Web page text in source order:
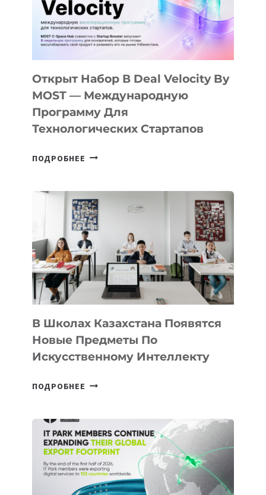
Открыт Набор В Deal Velocity By
MOST — Международную
Программу Для
Технологических Стартапов
ПОДРОБНЕЕ ОТКРЫТ
DEAL
VELOCITY
BY
MOST
—
МЕЖДУНАРОДНУЮ
ПРОГРАММУ
ДЛЯ
ТЕХНОЛОГИЧЕСКИХ
В Школах Казахстана Появятся
Новые Предметы По
Искусственному Интеллекту
ПОДРОБНЕЕ В
НОВЫЕ
ПРЕДМЕТЫ
ПО
ИСКУССТВЕННОМУ